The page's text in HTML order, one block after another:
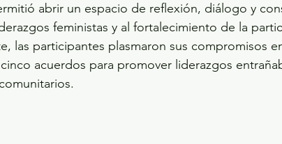
abrir un espacio de reflexión, diálogo y
feministas y al fortalecimiento de la
las participantes plasmaron sus compromisos
acuerdos para promover liderazgos